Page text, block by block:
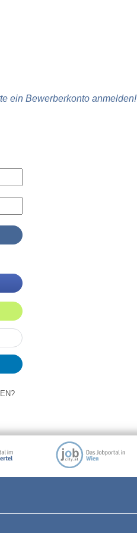
ein Bewerberkonto anmelden!